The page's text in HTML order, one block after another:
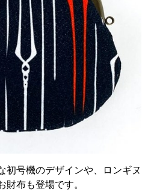
初号機のデザインや、ロンギヌ
財布も登場です。